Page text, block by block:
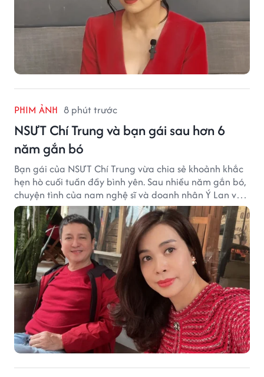
PHIM ẢNH 8 phút trước
NSƯT Chí Trung và bạn gái sau hơn 6
năm gắn bó
Bạn gái của NSƯT Chí Trung vừa chia sẻ khoảnh khắc
hẹn hò cuối tuần đầy bình yên. Sau nhiều năm gắn bó,
chuyện tình của nam nghệ sĩ và doanh nhân Ý Lan vẫn
nhận được sự quan tâm từ công chúng.